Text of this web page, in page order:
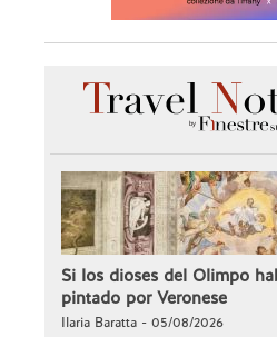
Si los dioses del Olimpo
pintado por Veronese
Ilaria Baratta - 05/08/2026